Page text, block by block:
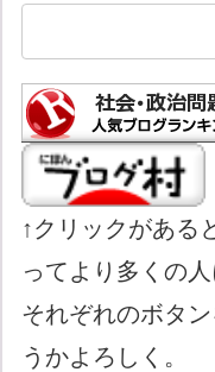
↑クリックがある
ってより多くの
それぞれのボタ
うかよろしく。